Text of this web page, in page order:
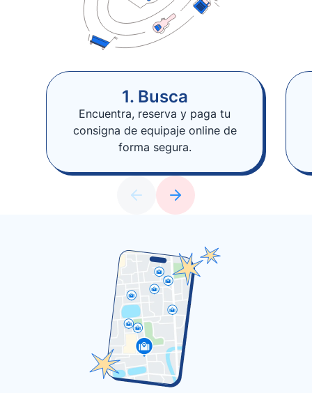
1. Busca
Encuentra, reserva y paga tu
consigna de equipaje online de
forma segura.